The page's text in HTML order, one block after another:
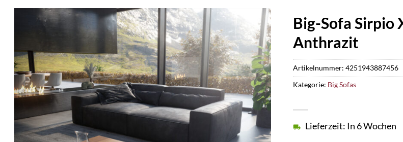
Big-Sofa Sirpio
Anthrazit
Lieferzeit: In 6 Wochen
Artikelnummer: 4251943887456
Kategorie: Big Sofas